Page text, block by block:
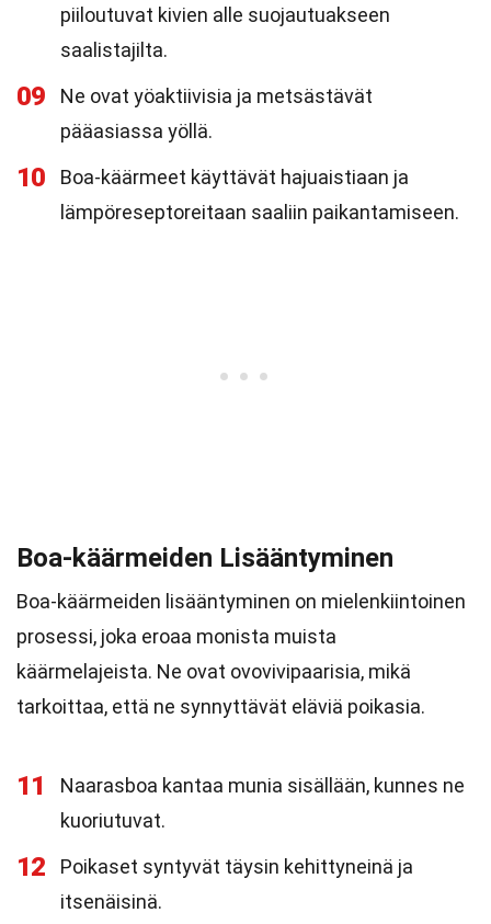
piiloutuvat kivien alle suojautuakseen
saalistajilta.
09
Ne ovat yöaktiivisia ja metsästävät
pääasiassa yöllä.
10
Boa-käärmeet käyttävät hajuaistiaan ja
lämpöreseptoreitaan saaliin paikantamiseen.
Boa-käärmeiden Lisääntyminen
Boa-käärmeiden lisääntyminen on mielenkiintoinen
prosessi, joka eroaa monista muista
käärmelajeista. Ne ovat ovovivipaarisia, mikä
tarkoittaa, että ne synnyttävät eläviä poikasia.
11
Naarasboa kantaa munia sisällään, kunnes ne
kuoriutuvat.
12
Poikaset syntyvät täysin kehittyneinä ja
itsenäisinä.